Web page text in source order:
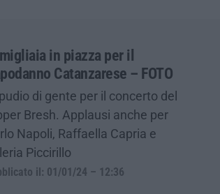
in piazza per il
Catanzarese – FOTO
di gente per il concerto del
Bresh. Applausi anche per
Napoli, Raffaella Capria e
Piccirillo
il: 01/01/24 – 12:36